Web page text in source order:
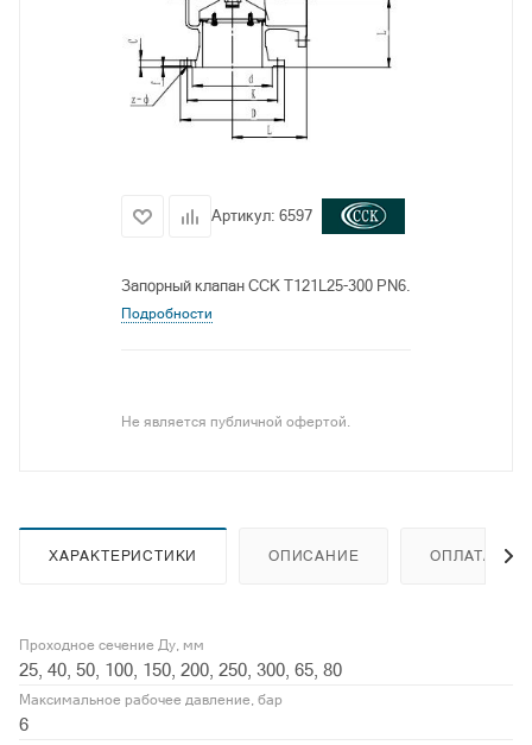
Артикул: 6597
Запорный клапан CCK T121L25-300 PN6.
Подробности
Не является публичной офертой.
ХАРАКТЕРИСТИКИ ОПИСАНИЕ ОПЛАТА
Проходное сечение Ду, мм
25, 40, 50, 100, 150, 200, 250, 300, 65, 80
Максимальное рабочее давление, бар
6